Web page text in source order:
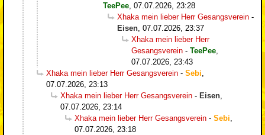
TeePee 07.07.2026, 23:28
Xhaka mein lieber Herr Gesangsverein -
Eisen 07.07.2026, 23:37
Xhaka mein lieber Herr
Gesangsverein - TeePee
07.07.2026, 23:43
Xhaka mein lieber Herr Gesangsverein - Sebi
07.07.2026, 23:13
Xhaka mein lieber Herr Gesangsverein - Eisen
07.07.2026, 23:14
Xhaka mein lieber Herr Gesangsverein - Sebi
07.07.2026, 23:18